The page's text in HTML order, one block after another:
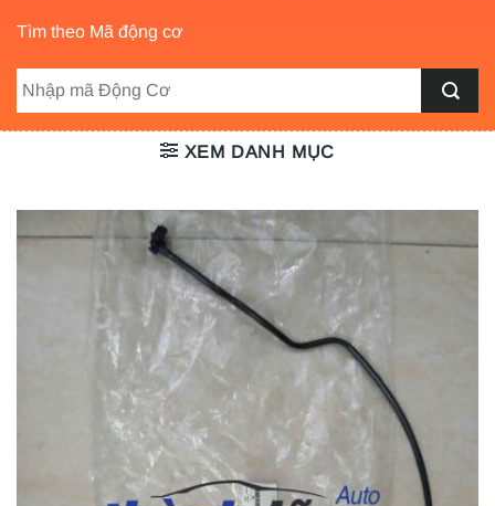
Tìm theo Mã động cơ
XEM DANH MỤC